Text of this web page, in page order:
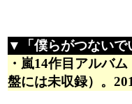
▼「僕らがつないで
・嵐14作目アルバ
盤には未収録）。